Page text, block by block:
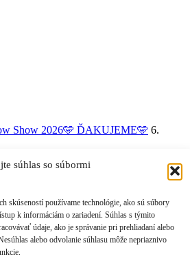
súhlas so súbormi
skúseností používame technológie, ako sú súbory
k informáciám o zariadení. Súhlas s týmito
údaje, ako je správanie pri prehliadaní alebo
alebo odvolanie súhlasu môže nepriaznivo
Show 2026🩵 ĎAKUJEME🩵 6.
neznamená, že
veľa voľného času. Je o tom, že má
2026